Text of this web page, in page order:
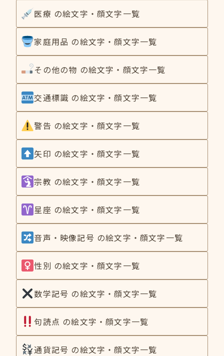
医療 の絵文字・顔文字一覧
家庭用品 の絵文字・顔文字一覧
その他の物 の絵文字・顔文字一覧
交通標識 の絵文字・顔文字一覧
警告 の絵文字・顔文字一覧
矢印 の絵文字・顔文字一覧
宗教 の絵文字・顔文字一覧
星座 の絵文字・顔文字一覧
音声・映像記号 の絵文字・顔文字一覧
性別 の絵文字・顔文字一覧
数学記号 の絵文字・顔文字一覧
句読点 の絵文字・顔文字一覧
通貨記号 の絵文字・顔文字一覧